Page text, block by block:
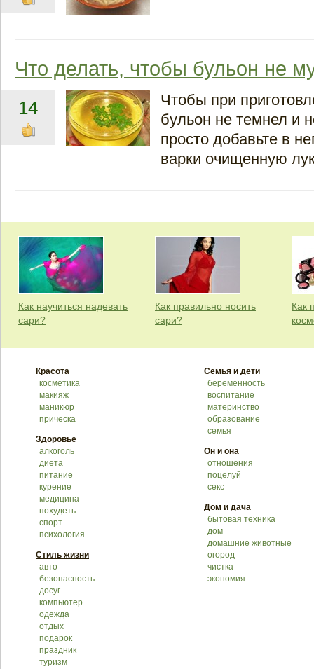
Что делать, чтобы бульон не
14
Чтобы при
бульон не темнел и
просто добавьте в
варки очищенную
Как научиться надевать
сари?
Как правильно носить
сари?
Как
Красота
косметика
макияж
маникюр
прическа
Здоровье
алкоголь
диета
питание
курение
медицина
похудеть
спорт
психология
Стиль жизни
авто
безопасность
досуг
компьютер
одежда
отдых
подарок
праздник
туризм
Семья и дети
беременность
воспитание
материнство
образование
семья
Он и она
отношения
поцелуй
секс
Дом и дача
бытовая техника
дом
домашние животные
огород
чистка
экономия